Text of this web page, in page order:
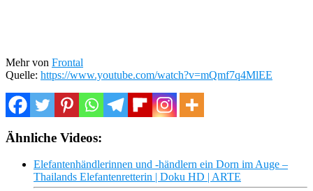
Mehr von Frontal
Quelle: https://www.youtube.com/watch?v=mQmf7q4MlEE
Ähnliche Videos:
Elefantenhändlerinnen und -händlern ein Dorn im Auge –
Thailands Elefantenretterin | Doku HD | ARTE